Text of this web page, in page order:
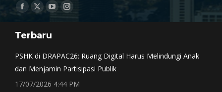
Find us on:
Facebook
opens
window
X
opens
window
YouTube
opens
Instagram
window
Terbaru
PSHK di DRAPAC26: Ruang Digital Harus Melindungi Anak
dan Menjamin Partisipasi Publik
17/07/2026 4:44 PM